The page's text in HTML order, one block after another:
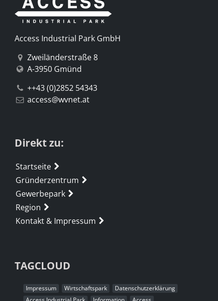
Access Industrial Park GmbH
Zweiländerstraße 8
A-3950 Gmünd
++43 (0)2852 54343
access@wvnet.at
Direkt zu:
Startseite
Gründerzentrum
Gewerbepark
Region
Kontakt & Impressum
TAGCLOUD
Impressum Wirtschaftspark
Datenschutzerklärung